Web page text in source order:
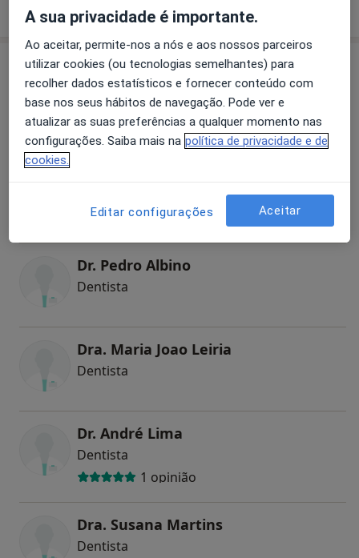
vigor.
Como mostramos os preços?
Especialistas
Dentista
2 opiniões
Dr. Pedro Albino
Dentista
Dra. Maria Joao Leiria
Dentista
Dr. André Lima
Dentista
1 opinião
Dra. Susana Martins
Dentista
A sua privacidade é importante.
Ao aceitar, permite-nos a nós e aos nossos parceiros
utilizar cookies (ou tecnologias semelhantes) para
recolher dados estatísticos e fornecer conteúdo com
base nos seus hábitos de navegação. Pode ver e
atualizar as suas preferências a qualquer momento nas
configurações. Saiba mais na política de privacidade e de
cookies.
Editar configurações Aceitar